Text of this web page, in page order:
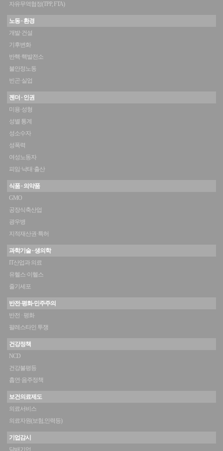
자유무역협정(TPP, FTA)
노동 · 환경
개발·건설
기후변화
반핵·핵발전소
불안정노동
빈곤·실업
젠더 · 인권
미용·성형
성별 통계
성소수자
성폭력
여성노동자
피임·낙태·출산
식품 · 의약품
GMO
공장식축산업
광우병
지적재산권·특허
과학기술 · 생의학
IT산업과 의료
유헬스·이헬스
줄기세포
반전·평화·민주주의
반전 · 평화
팔레스타인 투쟁
건강정책
NCD
건강불평등
흡연·음주정책
보건의료제도
의료서비스
의료자원(보험,인력등)
기업감시
담배기업